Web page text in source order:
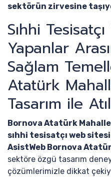
sektörün zirvesine
Sıhhi
Yapanlar
Sağlam
Atatürk
Tasarım ile
Bornova Atatürk
sıhhi tesisatçı web
AsistWeb Bornova
sektöre özgü tasarım
çözümlerimizle dikkat